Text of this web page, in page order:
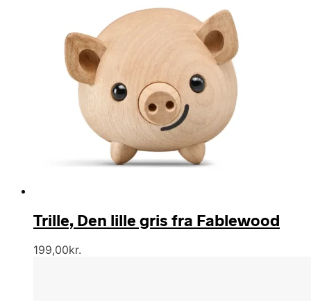
Trille, Den lille gris fra Fablewood
199,00kr.